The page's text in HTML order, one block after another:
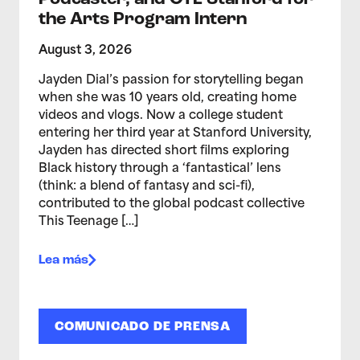
the Arts Program Intern
August 3, 2026
Jayden Dial’s passion for storytelling began
when she was 10 years old, creating home
videos and vlogs. Now a college student
entering her third year at Stanford University,
Jayden has directed short films exploring
Black history through a ‘fantastical’ lens
(think: a blend of fantasy and sci-fi),
contributed to the global podcast collective
This Teenage […]
Lea más
COMUNICADO DE PRENSA